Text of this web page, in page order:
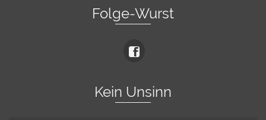
Folge-Wurst
Kein Unsinn